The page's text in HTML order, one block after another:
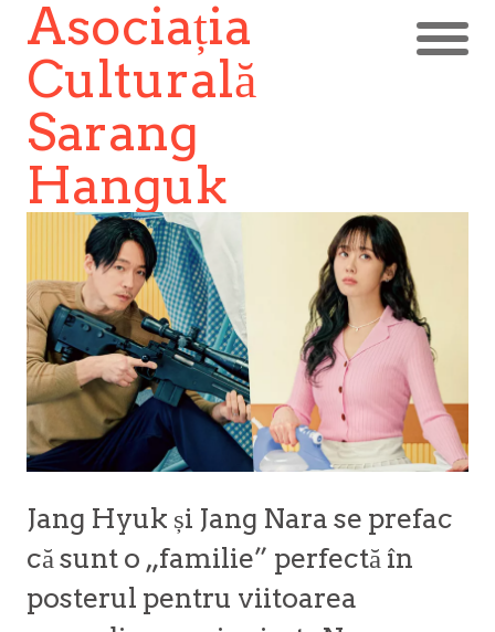
Asociația
Culturală
Sarang
Hanguk
Jang Hyuk și Jang Nara se prefac
că sunt o „familie” perfectă în
posterul pentru viitoarea